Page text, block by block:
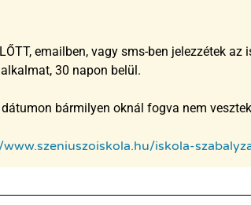
emailben, vagy sms-ben jelezzétek
30 napon belül.
bármilyen oknál fogva nem
iskola-